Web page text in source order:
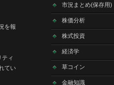
を報
ィ
てい
市況まとめ(保存用)
株価分析
株式投資
経済学
草コイン
金融知識